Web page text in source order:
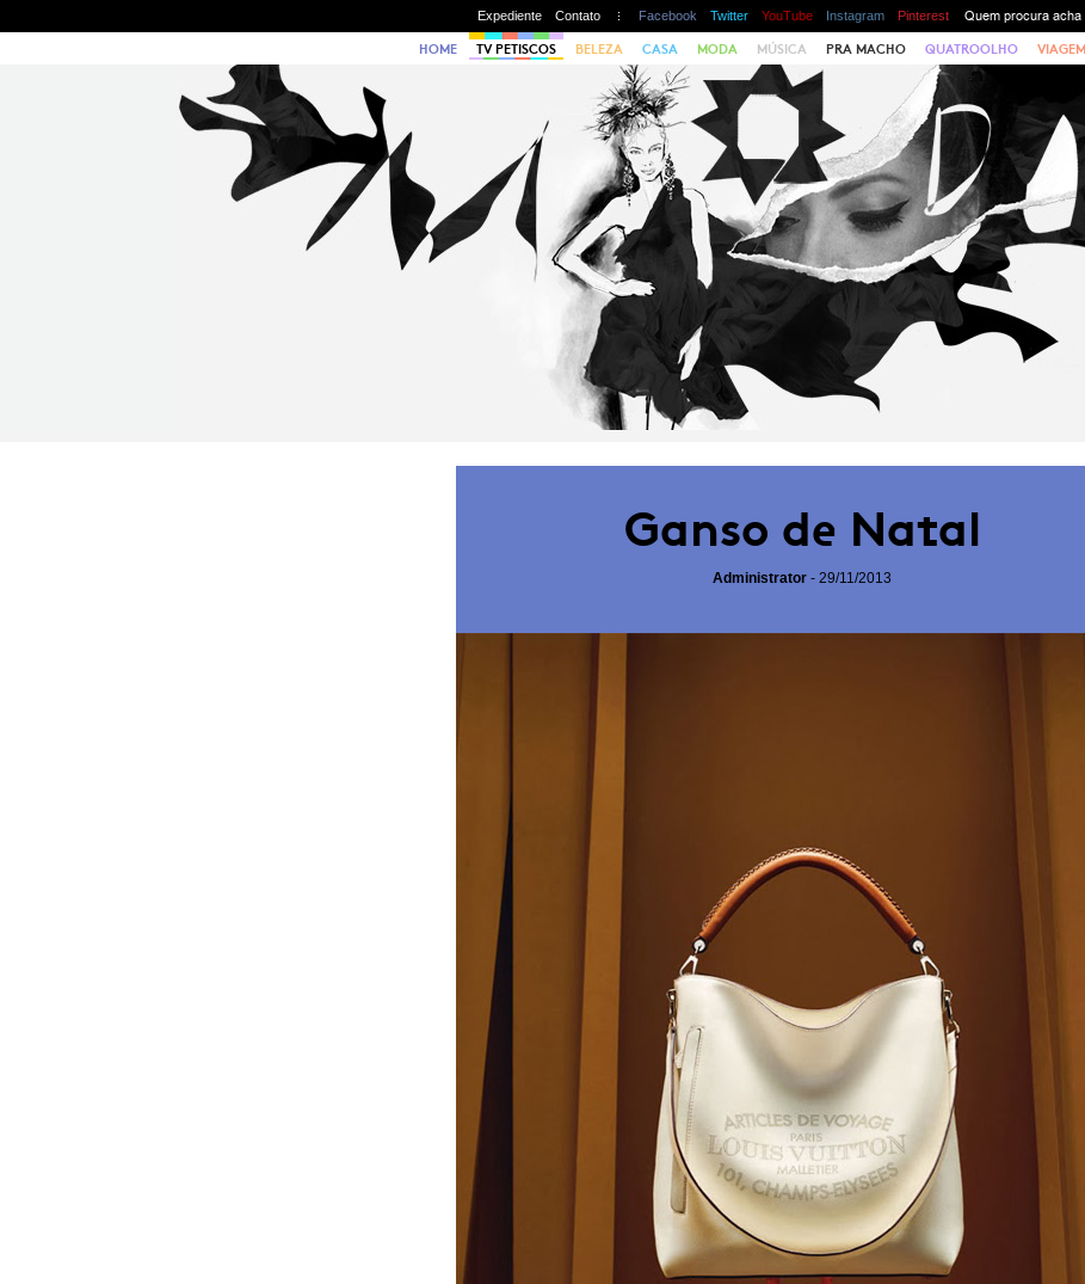
Expediente Contato Facebook Twitter YouTube Instagram Pinterest
HOME TV PETISCOS BELEZA CASA MODA MÚSICA PRA MACHO QUATROOLHO VIAGEM
Ganso de Natal
Administrator - 29/11/2013